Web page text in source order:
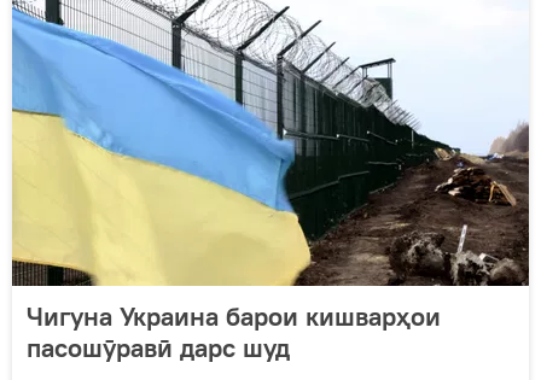
Чигуна Украина барои кишварҳои
пасошӯравӣ дарс шуд